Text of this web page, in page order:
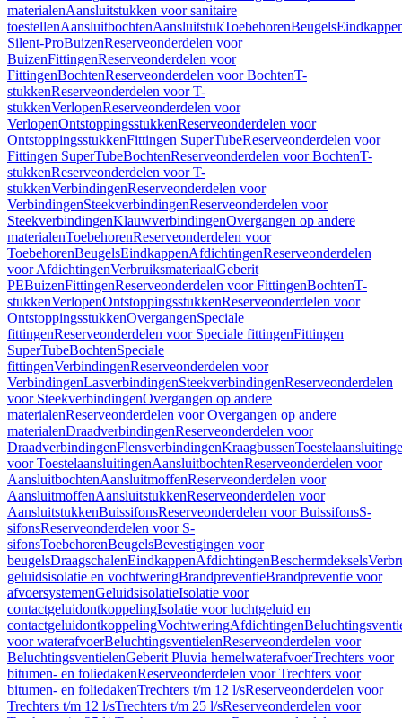
materialenAansluitstukken voor sanitaire
toestellenAansluitbochtenAansluitstukToebehorenBeugels
Silent-ProBuizenReserveonderdelen voor
BuizenFittingenReserveonderdelen voor
FittingenBochtenReserveonderdelen voor BochtenT-
stukkenReserveonderdelen voor T-
stukkenVerlopenReserveonderdelen voor
VerlopenOntstoppingsstukkenReserveonderdelen voor
OntstoppingsstukkenFittingen SuperTubeReserveonderdelen voor
Fittingen SuperTubeBochtenReserveonderdelen voor BochtenT-
stukkenReserveonderdelen voor T-
stukkenVerbindingenReserveonderdelen voor
VerbindingenSteekverbindingenReserveonderdelen voor
SteekverbindingenKlauwverbindingenOvergangen op andere
materialenToebehorenReserveonderdelen voor
ToebehorenBeugelsEindkappenAfdichtingenReserveonderdelen
voor AfdichtingenVerbruiksmateriaalGeberit
PEBuizenFittingenReserveonderdelen voor FittingenBochtenT-
stukkenVerlopenOntstoppingsstukkenReserveonderdelen voor
OntstoppingsstukkenOvergangenSpeciale
fittingenReserveonderdelen voor Speciale fittingenFittingen
SuperTubeBochtenSpeciale
fittingenVerbindingenReserveonderdelen voor
VerbindingenLasverbindingenSteekverbindingenReserveonderdelen
voor SteekverbindingenOvergangen op andere
materialenReserveonderdelen voor Overgangen op andere
materialenDraadverbindingenReserveonderdelen voor
DraadverbindingenFlensverbindingenKraagbussen
voor ToestelaansluitingenAansluitbochtenReserveonderdelen voor
AansluitbochtenAansluitmoffenReserveonderdelen voor
AansluitmoffenAansluitstukkenReserveonderdelen voor
AansluitstukkenBuissifonsReserveonderdelen voor BuissifonsS-
sifonsReserveonderdelen voor S-
sifonsToebehorenBeugelsBevestigingen voor
beugelsDraagschalenEindkappenAfdichtingenBeschermdeksels
geluidsisolatie en vochtweringBrandpreventieBrandpreventie voor
afvoersystemenGeluidsisolatieIsolatie voor
contactgeluidontkoppelingIsolatie voor luchtgeluid en
contactgeluidontkoppelingVochtweringAfdichtingen
voor waterafvoerBeluchtingsventielenReserveonderdelen voor
BeluchtingsventielenGeberit Pluvia hemelwaterafvoerTrechters voor
bitumen- en foliedakenReserveonderdelen voor Trechters voor
bitumen- en foliedakenTrechters t/m 12 l/sReserveonderdelen voor
Trechters t/m 12 l/sTrechters t/m 25 l/sReserveonderdelen voor